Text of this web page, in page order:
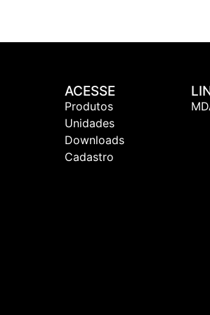
ACESSE
Produtos
Unidades
Downloads
Cadastro